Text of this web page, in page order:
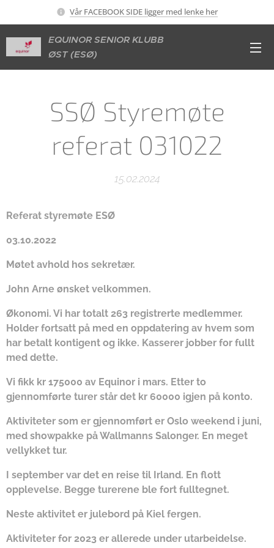
Vår FACEBOOK SIDE ligger med lenke her
EQUINOR SENIOR KLUBB
ØST (ESØ)
SSØ Styremøte
referat 031022
15.02.2024
Referat styremøte ESØ
03.10.2022
Møtet avhold hos sekretær.
John Arne ønsket velkommen.
Økonomi. Vi har totalt 263 registrerte medlemmer.
Holder fortsatt på med en oppdatering av hvem som
har betalt kontigent og ikke. Kasserer jobber for fullt
med dette.
Vi fikk kr 175000 av Equinor i mars. Etter to
gjennomførte turer står det kr 60000 igjen på konto.
Aktiviteter som er gjennomført er Oslo weekend i juni,
med showpakke på Wallmanns Salonger. En meget
vellykket tur.
I september var det en reise til Irland. En flott
opplevelse. Begge turerene ble fort fulltegnet.
Neste aktivitet er julebord på Kiel fergen.
Aktiviteter for 2023 er allerede under utarbeidelse.